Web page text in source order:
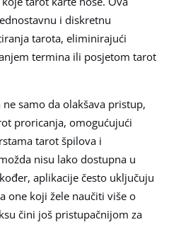
i diskretnu
tarota, eliminirajući
termina ili posjetom tarot
samo da olakšava pristup,
proricanja, omogućujući
tarot špilova i
nisu lako dostupna u
aplikacije često uključuju
one koji žele naučiti više o
čini još pristupačnijom za